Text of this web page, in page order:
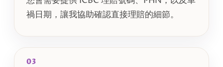
禍日期，讓我協助確認直接理賠的細節。
03